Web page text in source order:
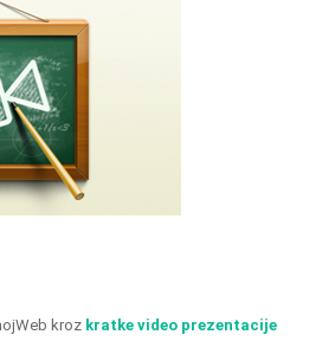
kroz kratke video prezentacije